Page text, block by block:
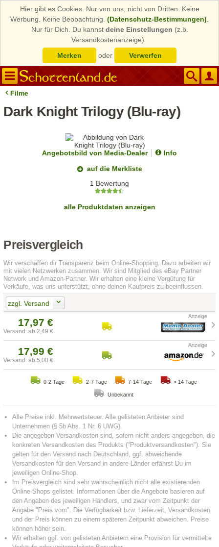
Hier gibt es Cookies. Nur von uns, nicht von Dritten. Keine
Werbung. Keine Beobachtung. (Datenschutz-Bestimmungen)
Nur für Dich. Du kannst deine Einstellungen (z.b.
Versandkostenanzeige)
Merken
oder Verwerfen
Filme
Dark Knight Trilogy (Blu-ray)
Angebotsbild von Media-Dealer
Info
auf die Merkliste
1 Bewertung
alle Produktdaten anzeigen
Preisvergleich
Wir verschaffen dir Transparenz beim Online-Shopping. Dazu arbeiten wir
mit vielen Netzwerken zusammen. Wir sind Mitglied des eBay Partner
Network und Amazon-Partner. Wir erhalten eine kleine Vergütung für
Verkäufe, was uns unterstützt, ohne deinen Kaufpreis zu beeinflussen.
zzgl. Versand
17,97 €
Versand: ab 2,49 €
17,99 €
Versand: ab 5,00 €
0-2 Tage 2-7 Tage 7-14 Tage > 14 Tage
Unbekannt